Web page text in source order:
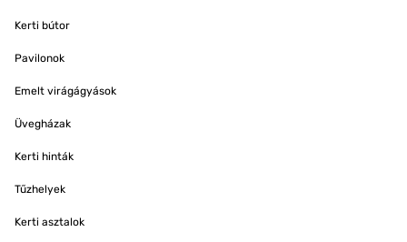
Kerti bútor
Pavilonok
Emelt virágágyások
Üvegházak
Kerti hinták
Tűzhelyek
Kerti asztalok